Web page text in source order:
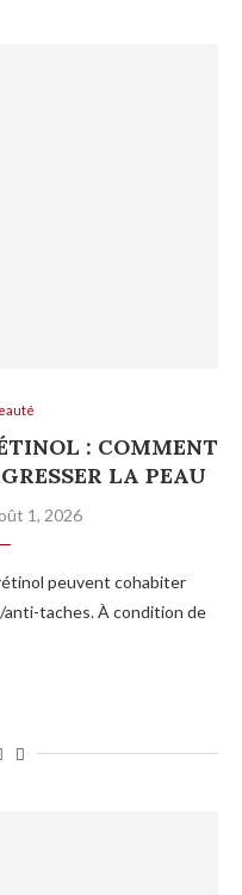
: COMMENT
LA PEAU
1, 2026
peuvent cohabiter
taches. À condition de